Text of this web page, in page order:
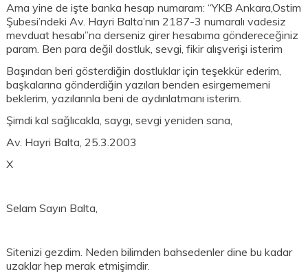
Ama yine de işte banka hesap numaram: “YKB Ankara,Ostim
Şubesi’ndeki Av. Hayri Balta’nın 2187-3 numaralı vadesiz
mevduat hesabı”na derseniz girer hesabıma göndereceğiniz
param. Ben para değil dostluk, sevgi, fikir alışverişi isterim
Başından beri gösterdiğin dostluklar için teşekkür ederim,
başkalarına gönderdiğin yazıları benden esirgememeni
beklerim, yazılarınla beni de aydınlatmanı isterim.
Şimdi kal sağlıcakla, saygı, sevgi yeniden sana,
Av. Hayri Balta, 25.3.2003
X
Selam Sayın Balta,
Sitenizi gezdim. Neden bilimden bahsedenler dine bu kadar
uzaklar hep merak etmişimdir.